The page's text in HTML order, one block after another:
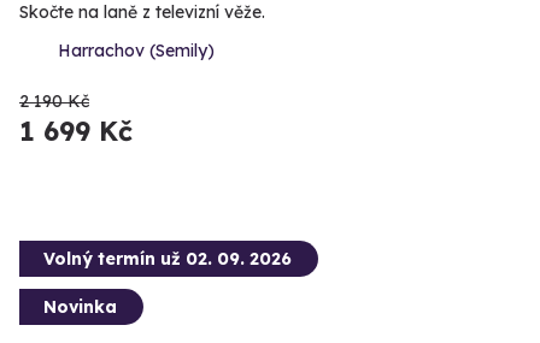
Skočte na laně z televizní věže.
Harrachov (Semily)
2 190 Kč
1 699 Kč
Volný termín už 02. 09. 2026
Novinka